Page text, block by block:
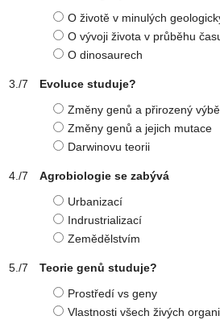
O životě v minulých
O vývoji života v průběhu
O dinosaurech
Evoluce studuje?
Změny genů a přirozený
Změny genů a jejich mutace
Darwinovu teorii
Agrobiologie se zabývá
Urbanizací
Indrustrializací
Zemědělstvím
Teorie genů studuje?
Prostředí vs geny
Vlastnosti všech živých